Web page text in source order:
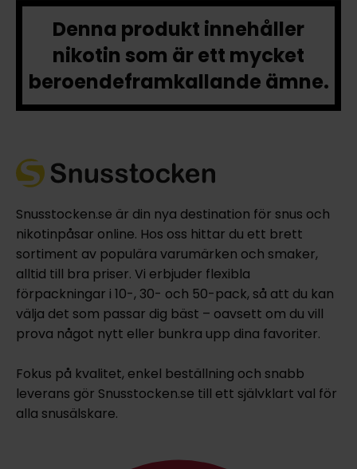
Denna produkt innehåller
nikotin som är ett mycket
beroendeframkallande ämne.
Snusstocken.se är din nya destination för snus och
nikotinpåsar online. Hos oss hittar du ett brett
sortiment av populära varumärken och smaker,
alltid till bra priser. Vi erbjuder flexibla
förpackningar i 10-, 30- och 50-pack, så att du kan
välja det som passar dig bäst – oavsett om du vill
prova något nytt eller bunkra upp dina favoriter.
Fokus på kvalitet, enkel beställning och snabb
leverans gör Snusstocken.se till ett självklart val för
alla snusälskare.